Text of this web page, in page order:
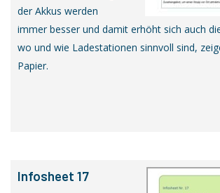
der Akkus werden
immer besser und damit erhöht sich auch
wo und wie Ladestationen sinnvoll sind,
Papier.
Infosheet 17